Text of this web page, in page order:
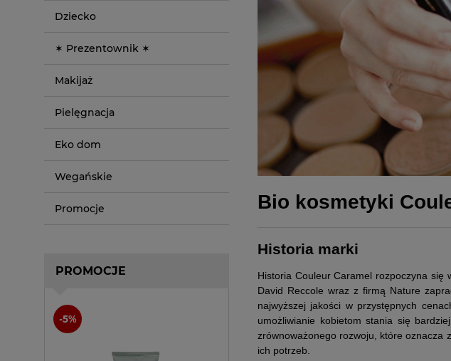
Dziecko
✶ Prezentownik ✶
Makijaż
Pielęgnacja
Eko dom
Wegańskie
Promocje
PROMOCJE
Bio kosmetyki
Historia marki
Historia Couleur Caramel rozpoczyna
David Reccole wraz z firmą Nature
najwyższej jakości w przystępnych
umożliwianie kobietom stania się
zrównoważonego rozwoju, które oznacza
ich potrzeb.